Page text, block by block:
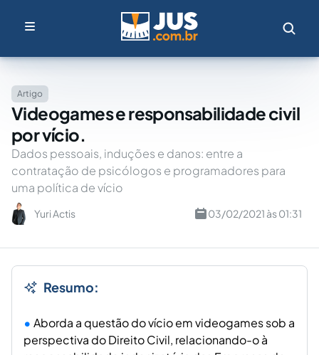
Artigo
Videogames e responsabilidade civil
por vício.
Dados pessoais, induções e danos: entre a
contratação de psicólogos e programadores para
uma política de vício
Yuri Actis 03/02/2021 às 01:31
Resumo:
Aborda a questão do vício em videogames sob a
perspectiva do Direito Civil, relacionando-o à